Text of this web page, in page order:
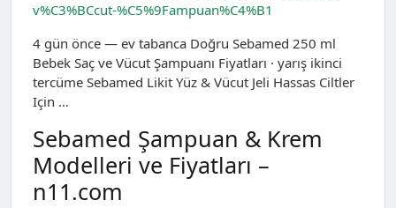
v%C3%BCcut-%C5%9Fampuan%C4%B1
4 gün önce — ev tabanca Doğru Sebamed 250 ml
Bebek Saç ve Vücut Şampuanı Fiyatları · yarış ikinci
tercüme Sebamed Likit Yüz & Vücut Jeli Hassas Ciltler
Için …
Sebamed Şampuan & Krem
Modelleri ve Fiyatları –
n11.com